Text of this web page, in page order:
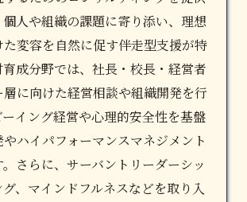
個人や組織の課題に寄り添い、理想
た変容を自然に促す伴走型支援が特
育成分野では、社長・校長・経営者
に向けた経営相談や組織開発を行
イング経営や心理的安全性を基盤
ハイパフォーマンスマネジメント
さらに、サーバントリーダーシッ
、マインドフルネスなどを取り入